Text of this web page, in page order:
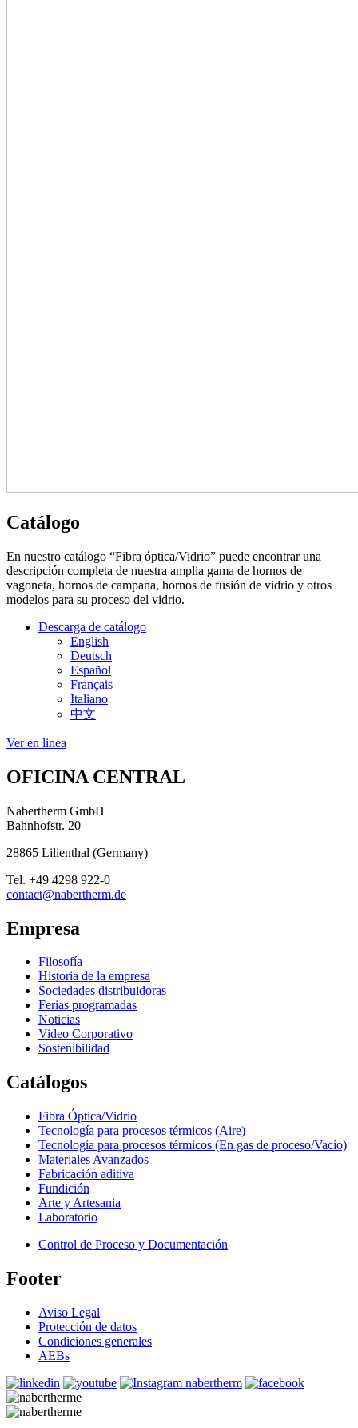
Catálogo
En nuestro catálogo “Fibra óptica/Vidrio” puede encontrar una
descripción completa de nuestra amplia gama de hornos de
vagoneta, hornos de campana, hornos de fusión de vidrio y otros
modelos para su proceso del vidrio.
Descarga de catálogo
English
Deutsch
Español
Français
Italiano
中文
Ver en linea
OFICINA CENTRAL
Nabertherm GmbH
Bahnhofstr. 20
28865 Lilienthal (Germany)
Tel. +49 4298 922-0
contact@nabertherm.de
Empresa
Filosofía
Historia de la empresa
Sociedades distribuidoras
Ferias programadas
Noticias
Video Corporativo
Sostenibilidad
Catálogos
Fibra Óptica/Vidrio
Tecnología para procesos térmicos (Aire)
Tecnología para procesos térmicos (En gas de proceso/Vacío)
Materiales Avanzados
Fabricación aditiva
Fundición
Arte y Artesania
Laboratorio
Control de Proceso y Documentación
Footer
Aviso Legal
Protección de datos
Condiciones generales
AEBs